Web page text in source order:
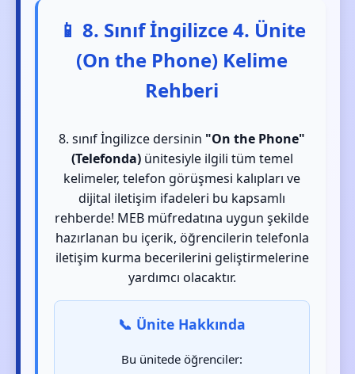
📱 8. Sınıf İngilizce 4. Ünite
(On the Phone) Kelime
Rehberi
8. sınıf İngilizce dersinin "On the Phone"
(Telefonda)ünitesiyle ilgili tüm temel
kelimeler, telefon görüşmesi kalıpları ve
dijital iletişim ifadeleri bu kapsamlı
rehberde! MEB müfredatına uygun şekilde
hazırlanan bu içerik, öğrencilerin telefonla
iletişim kurma becerilerini geliştirmelerine
yardımcı olacaktır.
📞 Ünite Hakkında
Bu ünitede öğrenciler: